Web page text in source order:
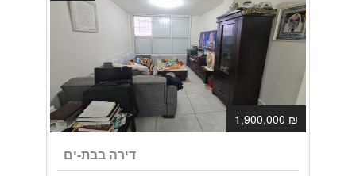
₪ 1,900,000
דירה בבת-ים